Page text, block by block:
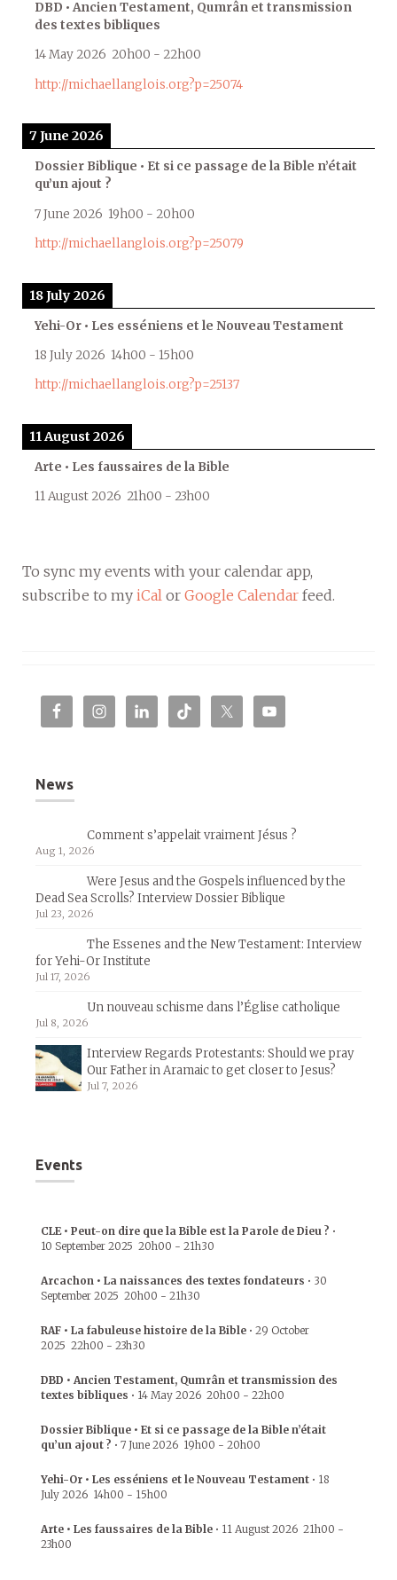
DBD • Ancien Testament, Qumrân et transmission
des textes bibliques
14 May 2026 20h00 - 22h00
http://michaellanglois.org?p=25074
7 June 2026
Dossier Biblique • Et si ce passage de la Bible n’était
qu’un ajout ?
7 June 2026 19h00 - 20h00
http://michaellanglois.org?p=25079
18 July 2026
Yehi-Or • Les esséniens et le Nouveau Testament
18 July 2026 14h00 - 15h00
http://michaellanglois.org?p=25137
11 August 2026
Arte • Les faussaires de la Bible
11 August 2026 21h00 - 23h00
To sync my events with your calendar app,
subscribe to my iCal or Google Calendar feed.
News
Comment s’appelait vraiment Jésus ?
Aug 1, 2026
Were Jesus and the Gospels influenced by the
Dead Sea Scrolls? Interview Dossier Biblique
Jul 23, 2026
The Essenes and the New Testament: Interview
for Yehi-Or Institute
Jul 17, 2026
Un nouveau schisme dans l’Église catholique
Jul 8, 2026
Interview Regards Protestants: Should we pray
Our Father in Aramaic to get closer to Jesus?
Jul 7, 2026
Events
CLE • Peut-on dire que la Bible est la Parole de Dieu ? •
10 September 2025 20h00 - 21h30
Arcachon • La naissances des textes fondateurs • 30
September 2025 20h00 - 21h30
RAF • La fabuleuse histoire de la Bible • 29 October
2025 22h00 - 23h30
DBD • Ancien Testament, Qumrân et transmission des
textes bibliques • 14 May 2026 20h00 - 22h00
Dossier Biblique • Et si ce passage de la Bible n’était
qu’un ajout ? • 7 June 2026 19h00 - 20h00
Yehi-Or • Les esséniens et le Nouveau Testament • 18
July 2026 14h00 - 15h00
Arte • Les faussaires de la Bible • 11 August 2026 21h00 -
23h00